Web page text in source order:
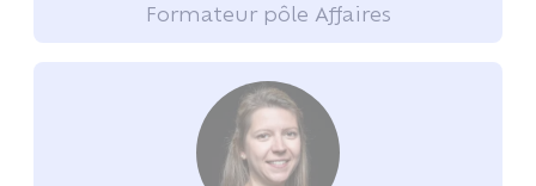
Formateur pôle Affaires